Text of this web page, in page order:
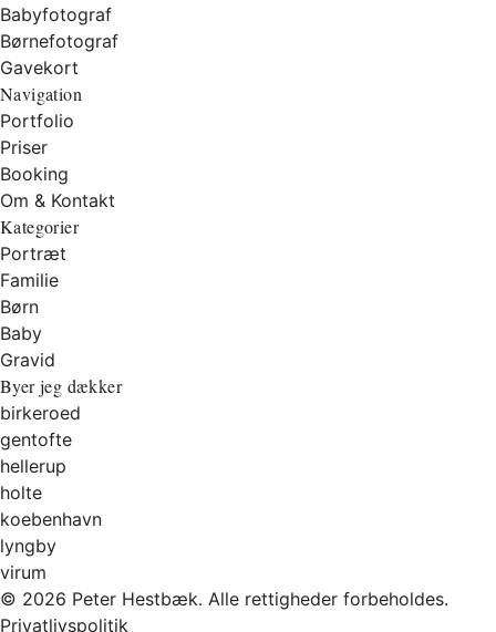
Babyfotograf
Børnefotograf
Gavekort
Navigation
Portfolio
Priser
Booking
Om & Kontakt
Kategorier
Portræt
Familie
Børn
Baby
Gravid
Byer jeg dækker
birkeroed
gentofte
hellerup
holte
koebenhavn
lyngby
virum
© 2026 Peter Hestbæk. Alle rettigheder forbeholdes.
Privatlivspolitik